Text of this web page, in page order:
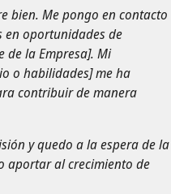
bien. Me pongo en contacto
en oportunidades de
de la Empresa]. Mi
o habilidades] me ha
contribuir de manera
y quedo a la espera de la
aportar al crecimiento de